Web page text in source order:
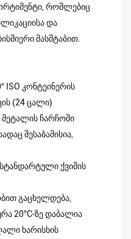
რომლებიც
და
მასშტაბით.
ISO კონტეინერის
(24 ცალი)
ჩარჩოში
შესაბამისია,
ქვიშის
გაცხელდება,
20°C-ზე დაბალია
ხარისხის